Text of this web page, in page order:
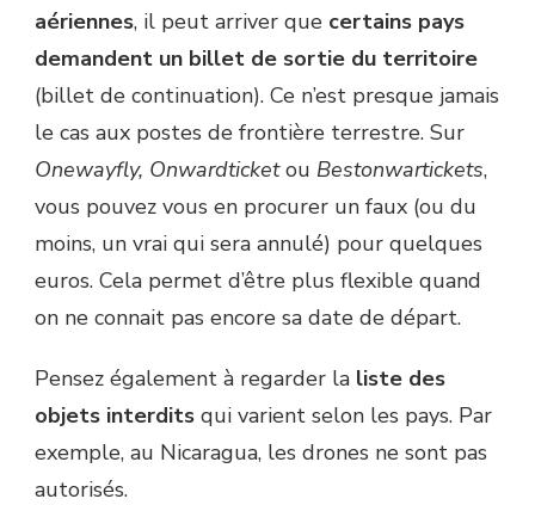
aériennes, il peut arriver que certains pays
demandent un billet de sortie du territoire
(billet de continuation). Ce n’est presque jamais
le cas aux postes de frontière terrestre. Sur
Onewayfly, Onwardticketou Bestonwartickets,
vous pouvez vous en procurer un faux (ou du
moins, un vrai qui sera annulé) pour quelques
euros. Cela permet d’être plus flexible quand
on ne connait pas encore sa date de départ.
Pensez également à regarder la liste des
objets interdits qui varient selon les pays. Par
exemple, au Nicaragua, les drones ne sont pas
autorisés.